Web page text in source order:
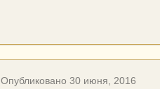
Опубликовано 30 июня, 2016